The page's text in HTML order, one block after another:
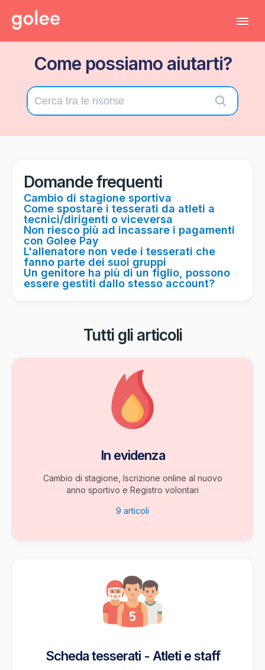
Torna al gestionale
Come possiamo aiutarti?
Domande frequenti
Cambio di stagione sportiva
Come spostare i tesserati da atleti a
tecnici/dirigenti o viceversa
Non riesco più ad incassare i pagamenti
con Golee Pay
L'allenatore non vede i tesserati che
fanno parte dei suoi gruppi
Un genitore ha più di un figlio, possono
essere gestiti dallo stesso account?
Tutti gli articoli
In evidenza
Cambio di stagione, Iscrizione online al nuovo
anno sportivo e Registro volontari
9 articoli
Scheda tesserati - Atleti e staff